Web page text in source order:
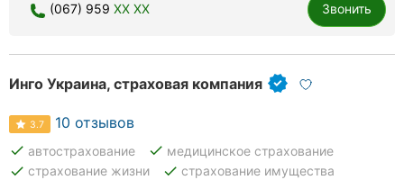
Луцк
Ужгород
Карпаты
(067) 959 XX XX Звонить
Инго Украина, страховая компания
3.7 10 отзывов
done автострахование done медицинское страхование
done страхование жизни done страхование имущества